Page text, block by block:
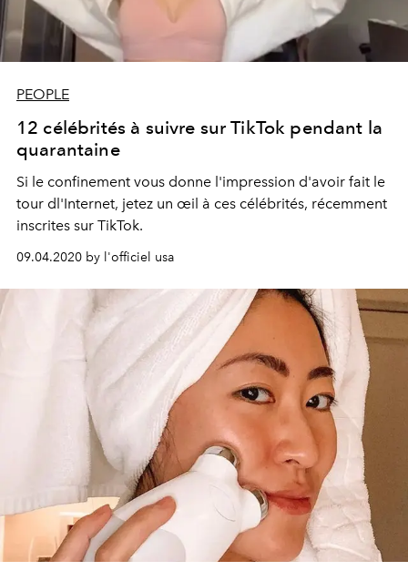
PEOPLE
12 célébrités à suivre sur TikTok pendant la
quarantaine
Si le confinement vous donne l'impression d'avoir fait le
tour dl'Internet, jetez un œil à ces célébrités, récemment
inscrites sur TikTok.
09.04.2020 by l'officiel usa